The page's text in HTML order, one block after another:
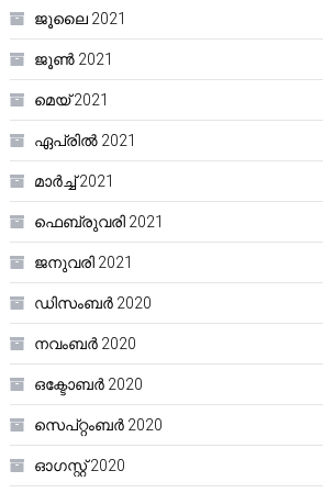
ജൂലൈ 2021
ജൂൺ 2021
മെയ്‌ 2021
ഏപ്രിൽ 2021
മാർച്ച്‌ 2021
ഫെബ്രുവരി 2021
ജനുവരി 2021
ഡിസംബർ 2020
നവംബർ 2020
ഒക്ടോബർ 2020
സെപ്റ്റംബർ 2020
ഓഗസ്റ്റ്‌ 2020